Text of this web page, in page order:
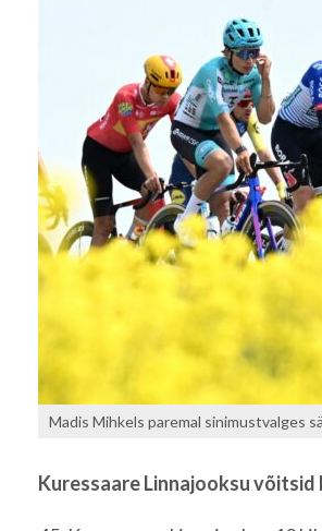
Madis Mihkels paremal sinimustvalges
Kuressaare Linnajooksu võitsid